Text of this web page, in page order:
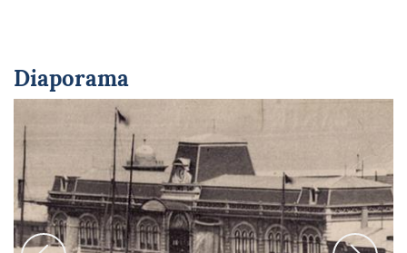
Diaporama